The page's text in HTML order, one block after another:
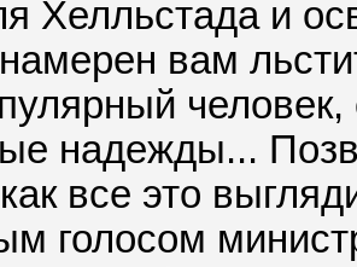
Хелльстада и
вам
надежды...
все это
голосом